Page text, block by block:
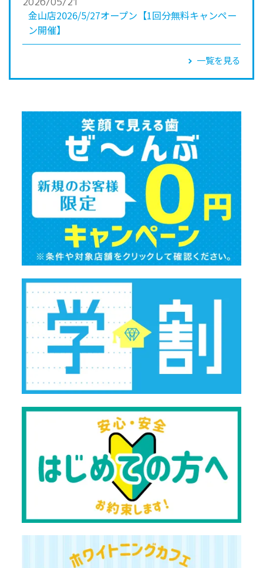
金山店2026/5/27オープン【1回分無料キャンペー
ン開催】
一覧を見る